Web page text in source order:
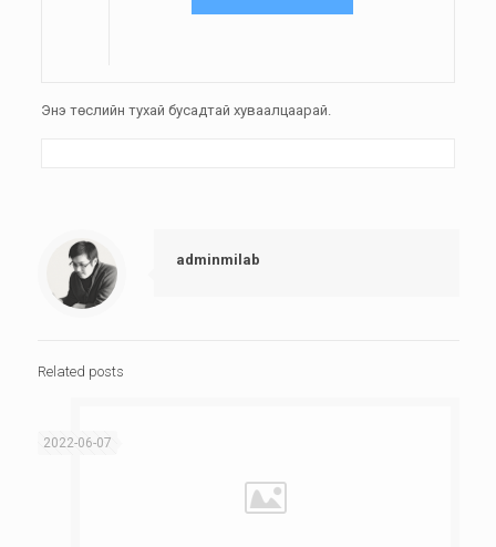
Энэ төслийн тухай бусадтай хуваалцаарай.
adminmilab
Related posts
2022-06-07